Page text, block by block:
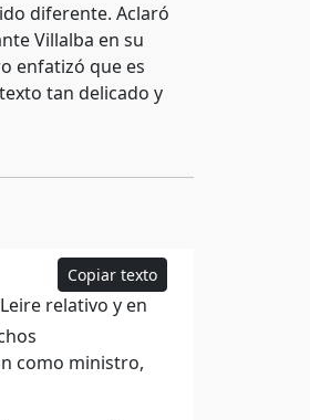
diferente. Aclaró
Villalba en su
enfatizó que es
tan delicado y
Copiar texto
relativo y en
como ministro,